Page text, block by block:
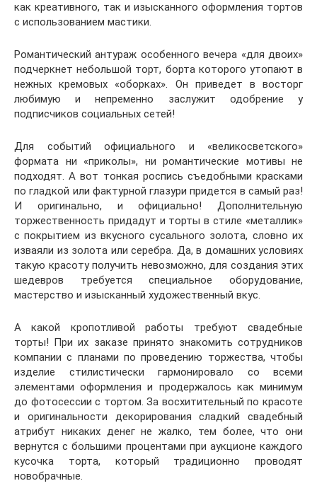
как креативного, так и изысканного оформления тортов
с использованием мастики.
Романтический антураж особенного вечера «для двоих»
подчеркнет небольшой торт, борта которого утопают в
нежных кремовых «оборках». Он приведет в восторг
любимую и непременно заслужит одобрение у
подписчиков социальных сетей!
Для событий официального и «великосветского»
формата ни «приколы», ни романтические мотивы не
подходят. А вот тонкая роспись съедобными красками
по гладкой или фактурной глазури придется в самый раз!
И оригинально, и официально! Дополнительную
торжественность придадут и торты в стиле «металлик»
с покрытием из вкусного сусального золота, словно их
изваяли из золота или серебра. Да, в домашних условиях
такую красоту получить невозможно, для создания этих
шедевров требуется специальное оборудование,
мастерство и изысканный художественный вкус.
А какой кропотливой работы требуют свадебные
торты! При их заказе принято знакомить сотрудников
компании с планами по проведению торжества, чтобы
изделие стилистически гармонировало со всеми
элементами оформления и продержалось как минимум
до фотосессии с тортом. За восхитительный по красоте
и оригинальности декорирования сладкий свадебный
атрибут никаких денег не жалко, тем более, что они
вернутся с большими процентами при аукционе каждого
кусочка торта, который традиционно проводят
новобрачные.